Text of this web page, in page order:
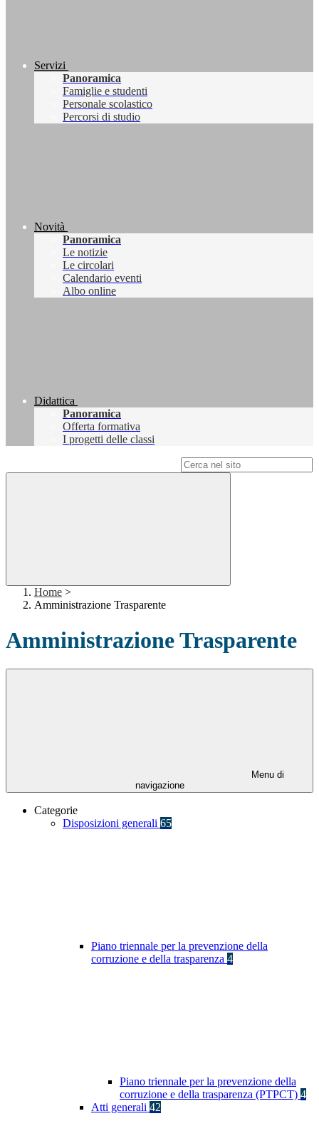
Servizi
Panoramica
Famiglie e studenti
Personale scolastico
Percorsi di studio
Novità
Panoramica
Le notizie
Le circolari
Calendario eventi
Albo online
Didattica
Panoramica
Offerta formativa
I progetti delle classi
Home >
Amministrazione Trasparente
Amministrazione Trasparente
Menu di
navigazione
Categorie
Disposizioni generali 65
Piano triennale per la prevenzione della
corruzione e della trasparenza 4
Piano triennale per la prevenzione della
corruzione e della trasparenza (PTPCT) 4
Atti generali 42